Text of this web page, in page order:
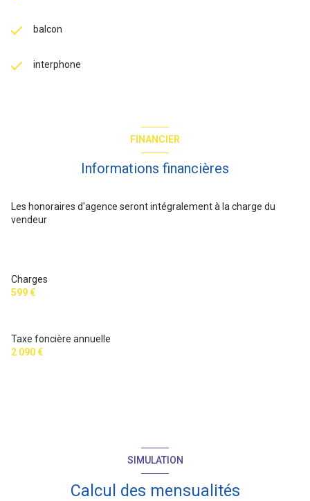
balcon
interphone
FINANCIER
Informations financières
Les honoraires d'agence seront intégralement à la charge du
vendeur
Charges
599 €
Taxe foncière annuelle
2 090 €
SIMULATION
Calcul des mensualités